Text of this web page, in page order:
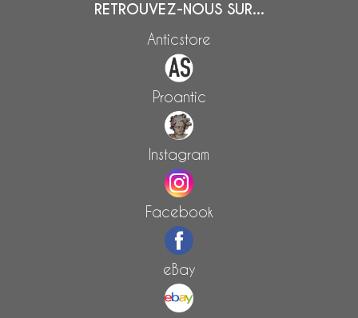
RETROUVEZ-NOUS SUR...
Anticstore
Proantic
Instagram
Facebook
eBay